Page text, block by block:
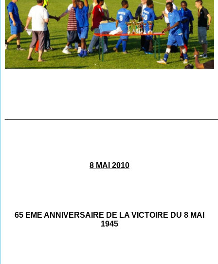
8 MAI 2010
65 EME ANNIVERSAIRE DE LA VICTOIRE DU 8 MAI
1945